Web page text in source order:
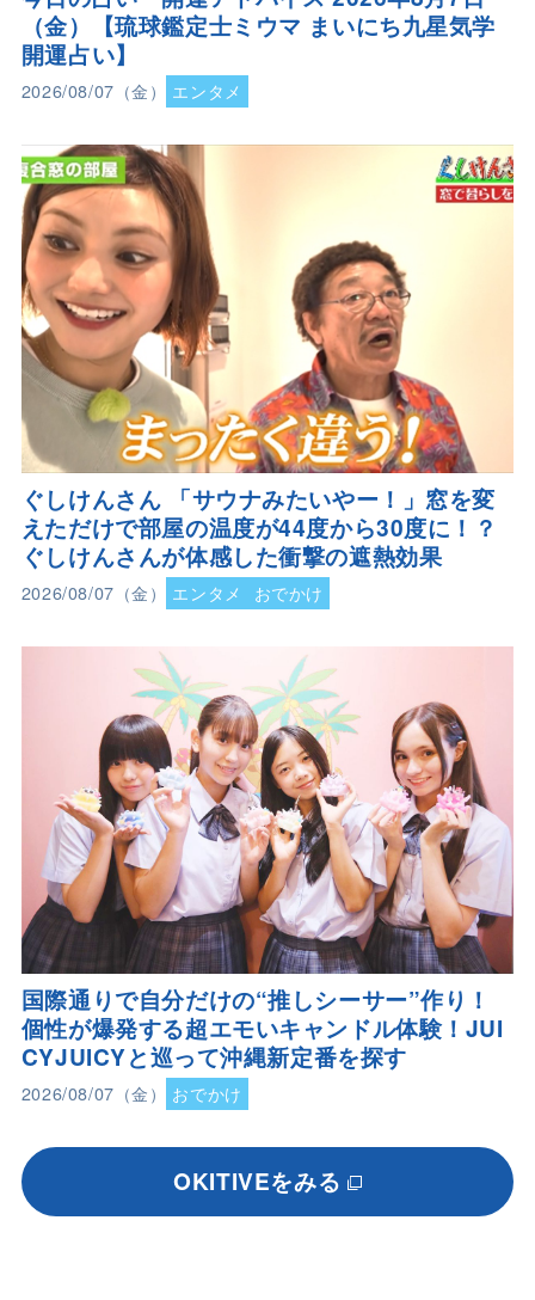
（金）【琉球鑑定士ミウマ まいにち九星気学
開運占い】
2026/08/07（金） エンタメ
ぐしけんさん 「サウナみたいやー！」窓を変
えただけで部屋の温度が44度から30度に！？
ぐしけんさんが体感した衝撃の遮熱効果
2026/08/07（金） エンタメ おでかけ
国際通りで自分だけの“推しシーサー”作り！
個性が爆発する超エモいキャンドル体験！JUI
CYJUICYと巡って沖縄新定番を探す
2026/08/07（金） おでかけ
OKITIVEをみる